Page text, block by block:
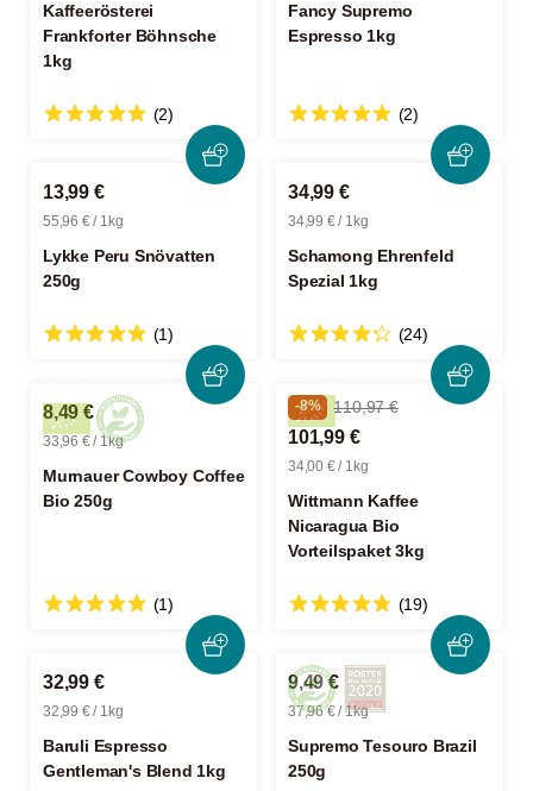
Kaffeerösterei
Frankforter Böhnsche
1kg
(2)
Fancy Supremo
Espresso 1kg
(2)
13,99 €
55,96 € / 1kg
Lykke Peru Snövatten
250g
(1)
34,99 €
34,99 € / 1kg
Schamong Ehrenfeld
Spezial 1kg
(24)
8,49 €
33,96 € / 1kg
Murnauer Cowboy Coffee
Bio 250g
(1)
-8% 110,97 €
101,99 €
34,00 € / 1kg
Wittmann Kaffee
Nicaragua Bio
Vorteilspaket 3kg
(19)
32,99 €
32,99 € / 1kg
Baruli Espresso
Gentleman's Blend 1kg
9,49 €
37,96 € / 1kg
Supremo Tesouro Brazil
250g